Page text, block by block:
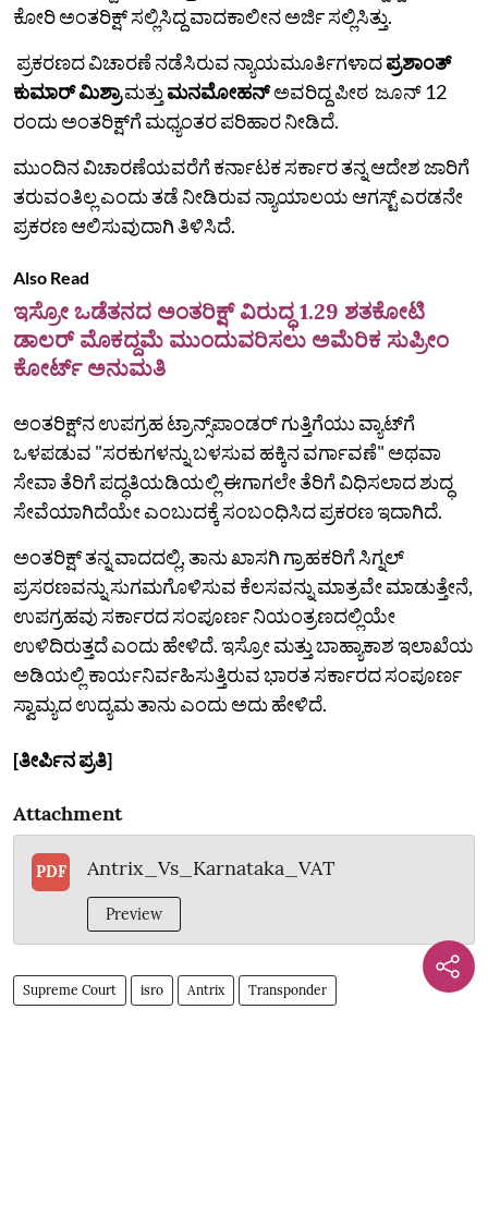
ಕೋರಿ ಅಂತರಿಕ್ಷ್ ಸಲ್ಲಿಸಿದ್ದ ವಾದಕಾಲೀನ ಅರ್ಜಿ ಸಲ್ಲಿಸಿತ್ತು.
ಪ್ರಕರಣದ ವಿಚಾರಣೆ ನಡೆಸಿರುವ ನ್ಯಾಯಮೂರ್ತಿಗಳಾದಪ್ರಶಾಂತ್
ಕುಮಾರ್ ಮಿಶ್ರಾಮತ್ತು ಮನಮೋಹನ್ಅವರಿದ್ದ ಪೀಠ ಜೂನ್ 12
ರಂದು ಅಂತರಿಕ್ಷ್‌ಗೆ ಮಧ್ಯಂತರ ಪರಿಹಾರ ನೀಡಿದೆ.
ಮುಂದಿನ ವಿಚಾರಣೆಯವರೆಗೆ ಕರ್ನಾಟಕ ಸರ್ಕಾರ ತನ್ನ ಆದೇಶ ಜಾರಿಗೆ
ತರುವಂತಿಲ್ಲ ಎಂದು ತಡೆ ನೀಡಿರುವ ನ್ಯಾಯಾಲಯ ಆಗಸ್ಟ್ ಎರಡನೇ
ಪ್ರಕರಣ ಆಲಿಸುವುದಾಗಿ ತಿಳಿಸಿದೆ.
Also Read
ಇಸ್ರೋ ಒಡೆತನದ ಅಂತರಿಕ್ಷ್ ವಿರುದ್ಧ 1.29 ಶತಕೋಟಿ
ಡಾಲರ್ ಮೊಕದ್ದಮೆ ಮುಂದುವರಿಸಲು ಅಮೆರಿಕ ಸುಪ್ರೀಂ
ಕೋರ್ಟ್ ಅನುಮತಿ
ಅಂತರಿಕ್ಷ್‌ನ ಉಪಗ್ರಹ ಟ್ರಾನ್ಸ್‌ಪಾಂಡರ್ ಗುತ್ತಿಗೆಯು ವ್ಯಾಟ್‌ಗೆ
ಒಳಪಡುವ "ಸರಕುಗಳನ್ನು ಬಳಸುವ ಹಕ್ಕಿನ ವರ್ಗಾವಣೆ" ಅಥವಾ
ಸೇವಾ ತೆರಿಗೆ ಪದ್ಧತಿಯಡಿಯಲ್ಲಿ ಈಗಾಗಲೇ ತೆರಿಗೆ ವಿಧಿಸಲಾದ ಶುದ್ಧ
ಸೇವೆಯಾಗಿದೆಯೇ ಎಂಬುದಕ್ಕೆ ಸಂಬಂಧಿಸಿದ ಪ್ರಕರಣ ಇದಾಗಿದೆ.
ಅಂತರಿಕ್ಷ್‌ ತನ್ನ ವಾದದಲ್ಲಿ, ತಾನು ಖಾಸಗಿ ಗ್ರಾಹಕರಿಗೆ ಸಿಗ್ನಲ್‌
ಪ್ರಸರಣವನ್ನು ಸುಗಮಗೊಳಿಸುವ ಕೆಲಸವನ್ನು ಮಾತ್ರವೇ ಮಾಡುತ್ತೇನೆ,
ಉಪಗ್ರಹವು ಸರ್ಕಾರದ ಸಂಪೂರ್ಣ ನಿಯಂತ್ರಣದಲ್ಲಿಯೇ
ಉಳಿದಿರುತ್ತದೆ ಎಂದು ಹೇಳಿದೆ. ಇಸ್ರೋ ಮತ್ತು ಬಾಹ್ಯಾಕಾಶ ಇಲಾಖೆಯ
ಅಡಿಯಲ್ಲಿ ಕಾರ್ಯನಿರ್ವಹಿಸುತ್ತಿರುವ ಭಾರತ ಸರ್ಕಾರದ ಸಂಪೂರ್ಣ
ಸ್ವಾಮ್ಯದ ಉದ್ಯಮ ತಾನು ಎಂದು ಅದು ಹೇಳಿದೆ.
[ತೀರ್ಪಿನ ಪ್ರತಿ]
Attachment
PDF Antrix_Vs_Karnataka_VAT
Preview
Supreme Court isro Antrix Transponder